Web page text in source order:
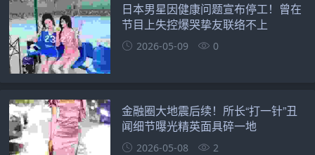
日本男星因健康问题宣布停工！曾在
节目上失控爆哭挚友联络不上
2026-05-09 0
金融圈大地震后续！所长“打一针”丑
闻细节曝光精英面具碎一地
2026-05-08 2